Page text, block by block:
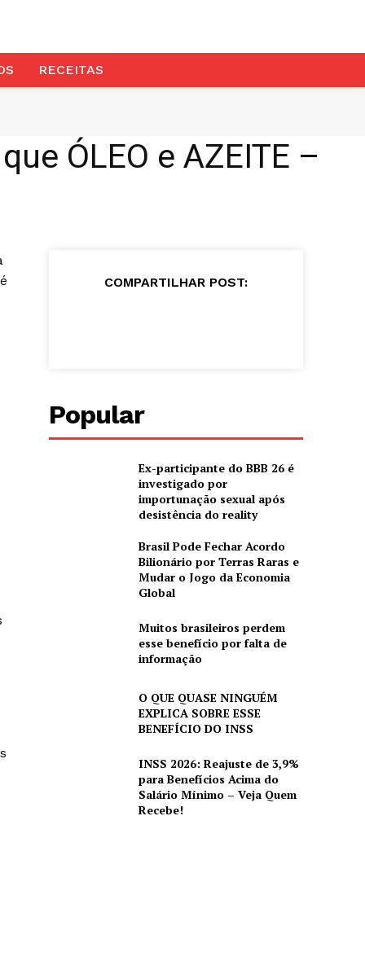
RECEITAS
ÓLEO e AZEITE –
COMPARTILHAR POST:
Popular
Ex-participante do BBB 26 é
investigado por
importunação sexual após
desistência do reality
Brasil Pode Fechar Acordo
Bilionário por Terras Raras e
Mudar o Jogo da Economia
Global
Muitos brasileiros perdem
esse benefício por falta de
informação
O QUE QUASE NINGUÉM
EXPLICA SOBRE ESSE
BENEFÍCIO DO INSS
INSS 2026: Reajuste de 3,9%
para Benefícios Acima do
Salário Mínimo – Veja Quem
Recebe!